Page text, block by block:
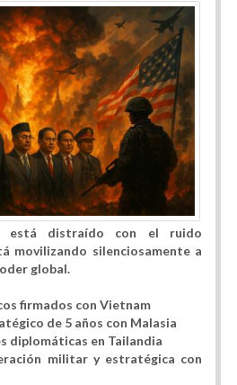
está distraído con el ruido
movilizando silenciosamente a
global.
firmados con Vietnam
de 5 años con Malasia
diplomáticas en Tailandia
militar y estratégica con